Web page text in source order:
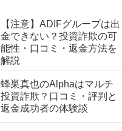
【注意】ADIFグループは出
金できない？投資詐欺の可
能性・口コミ・返金方法を
解説
蜂巣真也のAlphaはマルチ
投資詐欺？口コミ・評判と
返金成功者の体験談